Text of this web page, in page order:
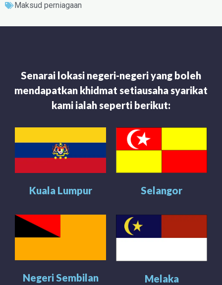
Maksud perniagaan
Senarai lokasi negeri-negeri yang boleh
mendapatkan khidmat setiausaha syarikat
kami ialah seperti berikut:
Kuala Lumpur Selangor
Negeri Sembilan Melaka